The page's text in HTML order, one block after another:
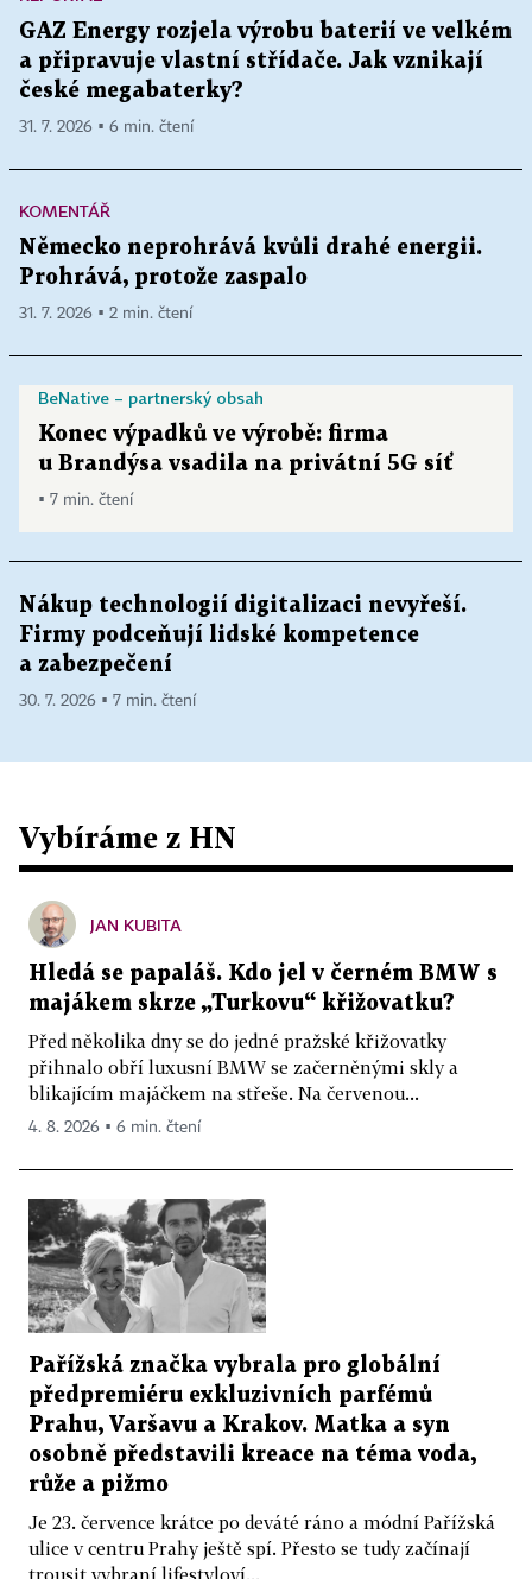
GAZ Energy rozjela výrobu baterií ve velkém
a připravuje vlastní střídače. Jak vznikají
české megabaterky?
31. 7. 2026 ▪ 6 min. čtení
KOMENTÁŘ
Německo neprohrává kvůli drahé energii.
Prohrává, protože zaspalo
31. 7. 2026 ▪ 2 min. čtení
BeNative – partnerský obsah
Konec výpadků ve výrobě: firma
u Brandýsa vsadila na privátní 5G síť
▪ 7 min. čtení
Nákup technologií digitalizaci nevyřeší.
Firmy podceňují lidské kompetence
a zabezpečení
30. 7. 2026 ▪ 7 min. čtení
Vybíráme z HN
JAN KUBITA
Hledá se papaláš. Kdo jel v černém BMW s
majákem skrze „Turkovu“ křižovatku?
Před několika dny se do jedné pražské křižovatky
přihnalo obří luxusní BMW se začerněnými skly a
blikajícím majáčkem na střeše. Na červenou...
4. 8. 2026 ▪ 6 min. čtení
Pařížská značka vybrala pro globální
předpremiéru exkluzivních parfémů
Prahu, Varšavu a Krakov. Matka a syn
osobně představili kreace na téma voda,
růže a pižmo
Je 23. července krátce po deváté ráno a módní Pařížská
ulice v centru Prahy ještě spí. Přesto se tudy začínají
trousit vybraní lifestyloví...